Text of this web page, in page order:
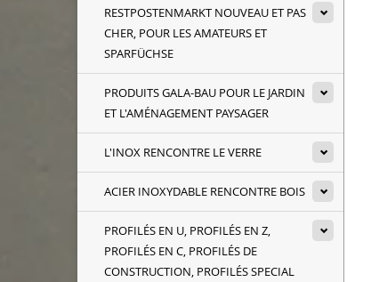
RESTPOSTENMARKT NOUVEAU ET PAS
CHER, POUR LES AMATEURS ET
SPARFÜCHSE
PRODUITS GALA-BAU POUR LE JARDIN
ET L'AMÉNAGEMENT PAYSAGER
L'INOX RENCONTRE LE VERRE
ACIER INOXYDABLE RENCONTRE BOIS
PROFILÉS EN U, PROFILÉS EN Z,
PROFILÉS EN C, PROFILÉS DE
CONSTRUCTION, PROFILÉS SPECIAL